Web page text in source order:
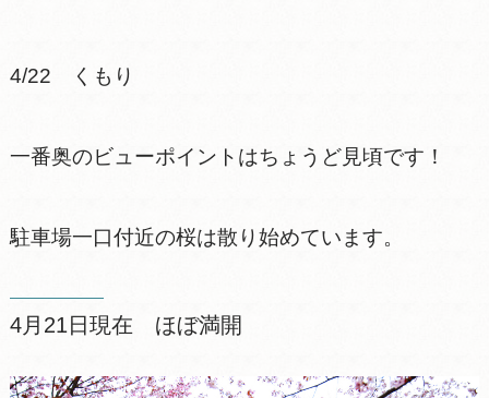
4/22 くもり
一番奥のビューポイントはちょうど見頃です！
駐車場一口付近の桜は散り始めています。
4月21日現在 ほぼ満開